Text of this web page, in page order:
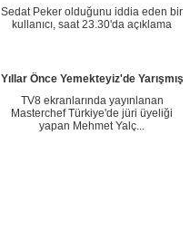
Sedat Peker olduğunu iddia eden bir
kullanıcı, saat 23.30'da açıklama
Yıllar Önce Yemekteyiz'de Yarışmış
TV8 ekranlarında yayınlanan
Masterchef Türkiye'de jüri üyeliği
yapan Mehmet Yalç...